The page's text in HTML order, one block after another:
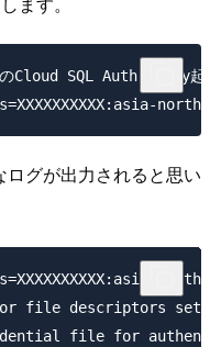
Cloud SQL Auth Proxy起
グが出力されると思い
file descriptors set to
file for